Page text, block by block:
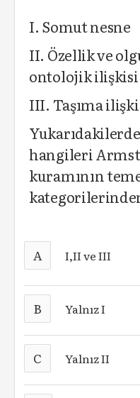
I. Somut nesne
II. Özellik ve
ontolojik ilişkisi
III. Taşıma
hangileri
kuramının
A I,II ve III
B Yalnız I
C Yalnız II